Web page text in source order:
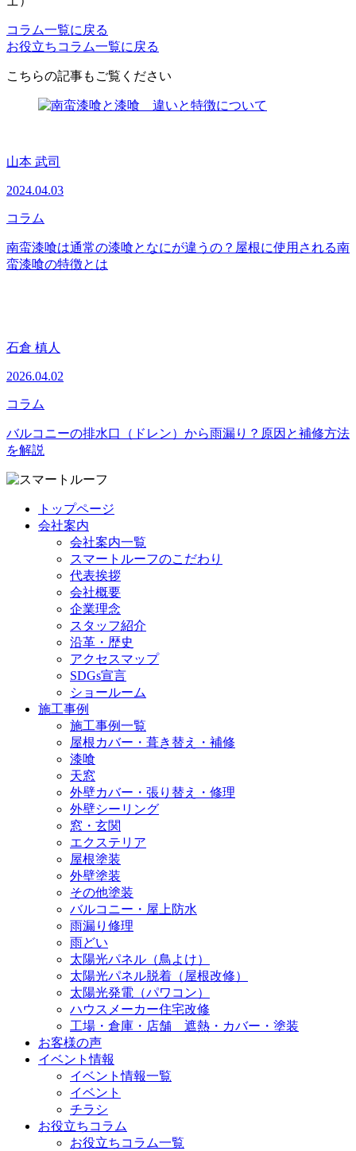
コラム一覧に戻る
お役立ちコラム一覧に戻る
こちらの記事もご覧ください
山本 武司
2024.04.03
コラム
南蛮漆喰は通常の漆喰となにが違うの？屋根に使用される南
蛮漆喰の特徴とは
石倉 槙人
2026.04.02
コラム
バルコニーの排水口（ドレン）から雨漏り？原因と補修方法
を解説
トップページ
会社案内
会社案内一覧
スマートルーフのこだわり
代表挨拶
会社概要
企業理念
スタッフ紹介
沿革・歴史
アクセスマップ
SDGs宣言
ショールーム
施工事例
施工事例一覧
屋根カバー・葺き替え・補修
漆喰
天窓
外壁カバー・張り替え・修理
外壁シーリング
窓・玄関
エクステリア
屋根塗装
外壁塗装
その他塗装
バルコニー・屋上防水
雨漏り修理
雨どい
太陽光パネル（鳥よけ）
太陽光パネル脱着（屋根改修）
太陽光発電（パワコン）
ハウスメーカー住宅改修
工場・倉庫・店舗 遮熱・カバー・塗装
お客様の声
イベント情報
イベント情報一覧
イベント
チラシ
お役立ちコラム
お役立ちコラム一覧